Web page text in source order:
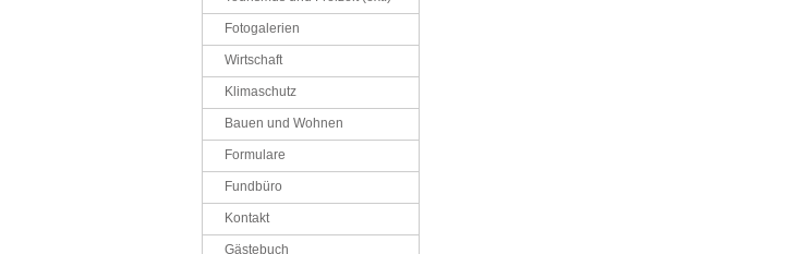
Fotogalerien
Wirtschaft
Klimaschutz
Bauen und Wohnen
Formulare
Fundbüro
Kontakt
Gästebuch